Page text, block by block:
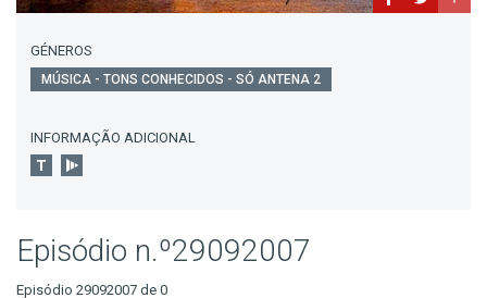
GÉNEROS
MÚSICA - TONS CONHECIDOS - SÓ ANTENA 2
INFORMAÇÃO ADICIONAL
Episódio n.º29092007
Episódio 29092007 de 0